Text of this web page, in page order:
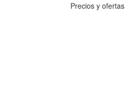
Precios y ofertas